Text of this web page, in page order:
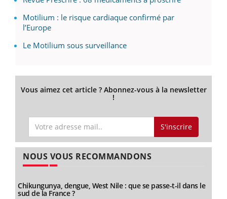
Motilium : le risque cardiaque confirmé par
l’Europe
Le Motilium sous surveillance
Vous aimez cet article ? Abonnez-vous à la newsletter
!
S'inscrire
NOUS VOUS RECOMMANDONS
Chikungunya, dengue, West Nile : que se passe-t-il dans le
sud de la France ?